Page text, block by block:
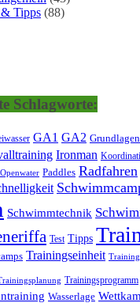
Tipps (88)
Schlagworte:
GA1 GA2
Ironman
Openwater Paddles Radfahren
Schwimmtechnik
Test Tipps
Trainingseinheit
Trainingsprogramm
Wasserlage